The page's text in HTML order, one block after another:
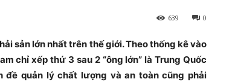
0
639
sản lớn nhất trên thế giới. Theo thống kê vào
chỉ xếp thứ 3 sau 2 “ông lớn” là Trung Quốc
đề quản lý chất lượng và an toàn cũng phải